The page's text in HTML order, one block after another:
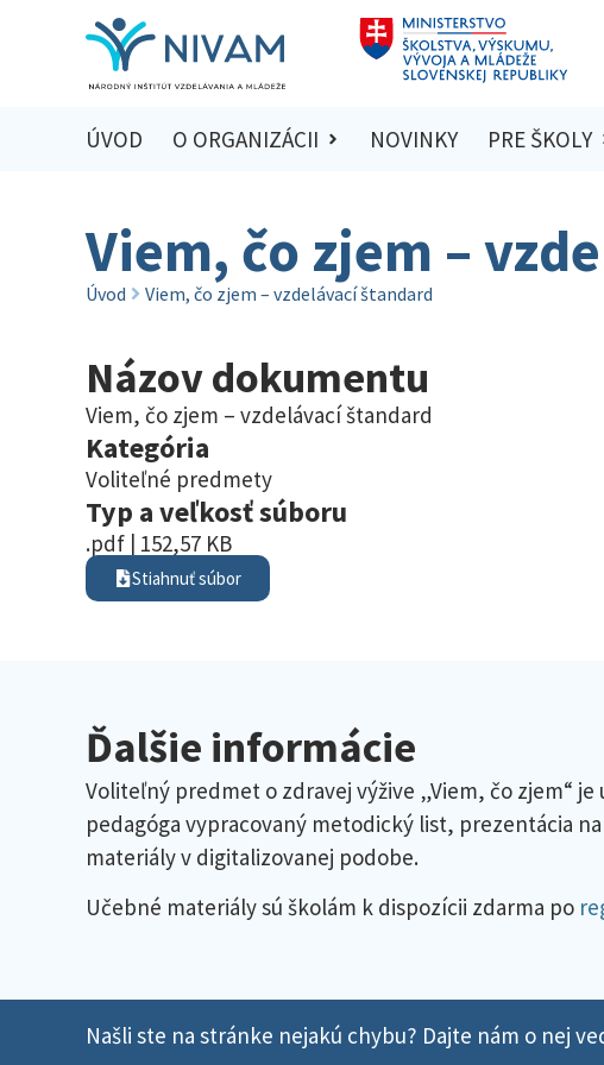
ÚVOD O ORGANIZÁCII NOVINKY PRE ŠKOLY
Viem, čo zjem –
Úvod Viem, čo zjem – vzdelávací štandard
Názov dokumentu
Viem, čo zjem – vzdelávací štandard
Kategória
Voliteľné predmety
Typ a veľkosť súboru
.pdf | 152,57 KB
Stiahnuť súbor
Ďalšie informácie
Voliteľný predmet o zdravej výžive „Viem, čo zjem“
pedagóga vypracovaný metodický list, prezentácia
materiály v digitalizovanej podobe.
Učebné materiály sú školám k dispozícii zdarma po
Našli ste na stránke nejakú chybu? Dajte nám o nej